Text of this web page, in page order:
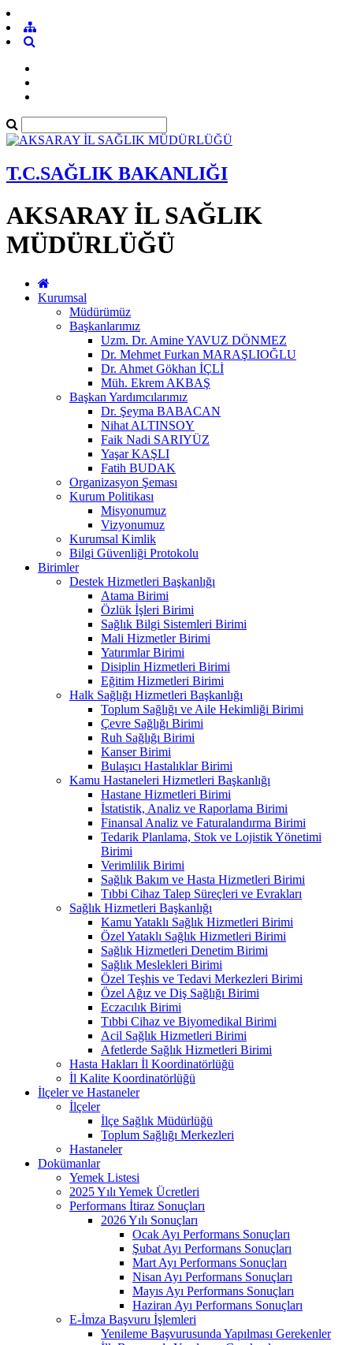
T.C.SAĞLIK BAKANLIĞI
AKSARAY İL SAĞLIK
MÜDÜRLÜĞÜ
Kurumsal
Müdürümüz
Başkanlarımız
Uzm. Dr. Amine YAVUZ DÖNMEZ
Dr. Mehmet Furkan MARAŞLIOĞLU
Dr. Ahmet Gökhan İÇLİ
Müh. Ekrem AKBAŞ
Başkan Yardımcılarımız
Dr. Şeyma BABACAN
Nihat ALTINSOY
Faik Nadi SARIYÜZ
Yaşar KAŞLI
Fatih BUDAK
Organizasyon Şeması
Kurum Politikası
Misyonumuz
Vizyonumuz
Kurumsal Kimlik
Bilgi Güvenliği Protokolu
Birimler
Destek Hizmetleri Başkanlığı
Atama Birimi
Özlük İşleri Birimi
Sağlık Bilgi Sistemleri Birimi
Mali Hizmetler Birimi
Yatırımlar Birimi
Disiplin Hizmetleri Birimi
Eğitim Hizmetleri Birimi
Halk Sağlığı Hizmetleri Başkanlığı
Toplum Sağlığı ve Aile Hekimliği Birimi
Çevre Sağlığı Birimi
Ruh Sağlığı Birimi
Kanser Birimi
Bulaşıcı Hastalıklar Birimi
Kamu Hastaneleri Hizmetleri Başkanlığı
Hastane Hizmetleri Birimi
İstatistik, Analiz ve Raporlama Birimi
Finansal Analiz ve Faturalandırma Birimi
Tedarik Planlama, Stok ve Lojistik Yönetimi
Birimi
Verimlilik Birimi
Sağlık Bakım ve Hasta Hizmetleri Birimi
Tıbbi Cihaz Talep Süreçleri ve Evrakları
Sağlık Hizmetleri Başkanlığı
Kamu Yataklı Sağlık Hizmetleri Birimi
Özel Yataklı Sağlık Hizmetleri Birimi
Sağlık Hizmetleri Denetim Birimi
Sağlık Meslekleri Birimi
Özel Teşhis ve Tedavi Merkezleri Birimi
Özel Ağız ve Diş Sağlığı Birimi
Eczacılık Birimi
Tıbbi Cihaz ve Biyomedikal Birimi
Acil Sağlık Hizmetleri Birimi
Afetlerde Sağlık Hizmetleri Birimi
Hasta Hakları İl Koordinatörlüğü
İl Kalite Koordinatörlüğü
İlçeler ve Hastaneler
İlçeler
İlçe Sağlık Müdürlüğü
Toplum Sağlığı Merkezleri
Hastaneler
Dokümanlar
Yemek Listesi
2025 Yılı Yemek Ücretleri
Performans İtiraz Sonuçları
2026 Yılı Sonuçları
Ocak Ayı Performans Sonuçları
Şubat Ayı Performans Sonuçları
Mart Ayı Performans Sonuçları
Nisan Ayı Performans Sonuçları
Mayıs Ayı Performans Sonuçları
Haziran Ayı Performans Sonuçları
E-İmza Başvuru İşlemleri
Yenileme Başvurusunda Yapılması Gerekenler